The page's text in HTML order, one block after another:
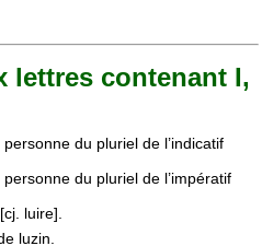
lettres contenant I,
du pluriel de l’indicatif
du pluriel de l’impératif
luire].
luzin.